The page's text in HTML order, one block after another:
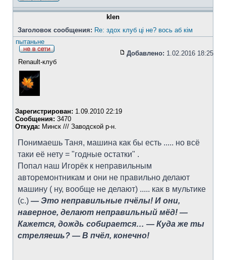
klen
Заголовок сообщения: Re: здох клуб ці не? вось аб кім
пытаньне
Добавлено: 1.02.2016 18:25
Renault-клуб
Зарегистрирован: 1.09.2010 22:19
Сообщения: 3470
Откуда: Минск /// Заводской р-н.
Понимаешь Таня, машина как бы есть ..... но всё
таки её нету = "годные остатки" .
Попал наш Игорёк к неправильным
авторемонтникам и они не правильно делают
машину ( ну, вообще не делают) ..... как в мультике
(с.) — Это неправильные пчёлы! И они,
наверное, делают неправильный мёд! —
Кажется, дождь собирается… — Куда же ты
стреляешь? — В пчёл, конечно!